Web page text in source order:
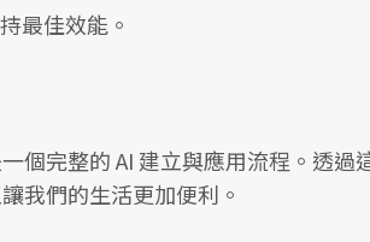
最佳效能。
個完整的 AI 建立與應用流程。透過
我們的生活更加便利。